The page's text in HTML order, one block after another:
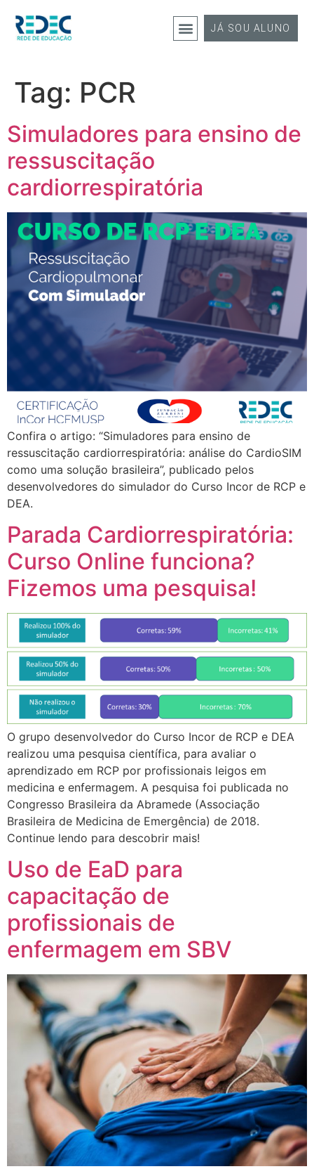
JÁ SOU ALUNO
Tag: PCR
Simuladores para ensino de
ressuscitação
cardiorrespiratória
Confira o artigo: “Simuladores para ensino de
ressuscitação cardiorrespiratória: análise do CardioSIM
como uma solução brasileira”, publicado pelos
desenvolvedores do simulador do Curso Incor de RCP e
DEA.
Parada Cardiorrespiratória:
Curso Online funciona?
Fizemos uma pesquisa!
O grupo desenvolvedor do Curso Incor de RCP e DEA
realizou uma pesquisa científica, para avaliar o
aprendizado em RCP por profissionais leigos em
medicina e enfermagem. A pesquisa foi publicada no
Congresso Brasileira da Abramede (Associação
Brasileira de Medicina de Emergência) de 2018.
Continue lendo para descobrir mais!
Uso de EaD para
capacitação de
profissionais de
enfermagem em SBV